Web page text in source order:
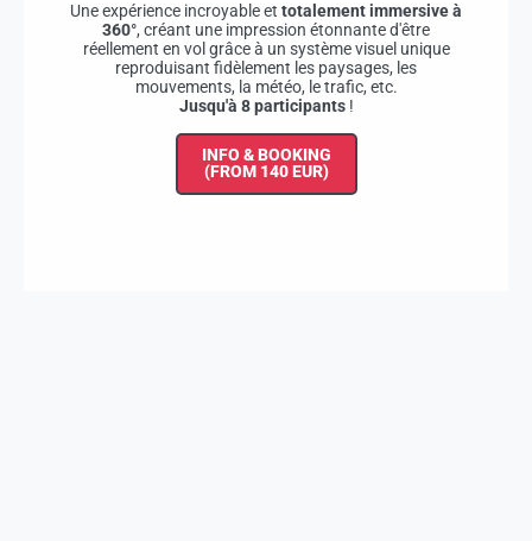
Une expérience incroyable et totalement immersive à
360°, créant une impression étonnante d'être
réellement en vol grâce à un système visuel unique
reproduisant fidèlement les paysages, les
mouvements, la météo, le trafic, etc.
Jusqu'à 8 participants!
INFO & BOOKING
(FROM 140 EUR)